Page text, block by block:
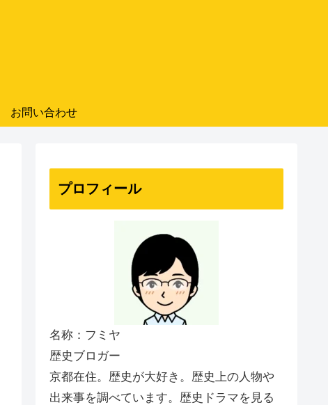
お問い合わせ
プロフィール
名称：フミヤ
歴史ブロガー
京都在住。歴史が大好き。歴史上の人物や
出来事を調べています。歴史ドラマを見る